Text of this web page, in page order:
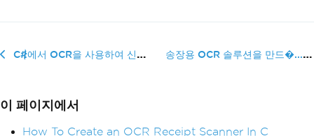
C#에서 OCR을 사용하여 신분증을 읽는 방법 송장용 OCR 솔루션을 만드�...
이 페이지에서
How To Create an OCR Receipt Scanner In C